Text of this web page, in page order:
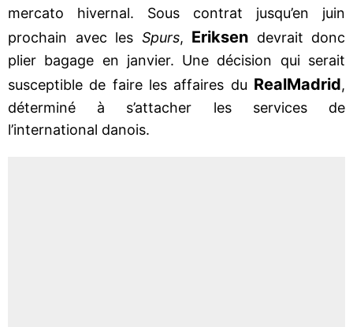
mercato hivernal. Sous contrat jusqu’en juin
prochain avec les Spurs, Eriksen devrait donc
plier bagage en janvier. Une décision qui serait
susceptible de faire les affaires du RealMadrid,
déterminé à s’attacher les services de
l’international danois.